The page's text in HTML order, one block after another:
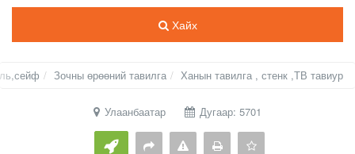
Хайх
Зочны өрөөний тавилга Ханын тавилга , стенк ,ТВ тавиур
Улаанбаатар Дугаар: 5701